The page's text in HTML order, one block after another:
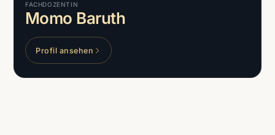
FACHDOZENTIN
Momo Baruth
Profil ansehen